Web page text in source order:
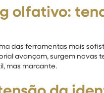
olfativo:
das ferramentas mais
avançam, surgem
mas marcante.